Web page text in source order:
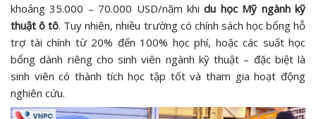
khoảng 35.000 – 70.000 USD/năm khidu học Mỹ ngành kỹ
thuật ô tô. Tuy nhiên, nhiều trường có chính sách học bổng hỗ
trợ tài chính từ 20% đến 100% học phí, hoặc các suất học
bổng dành riêng cho sinh viên ngành kỹ thuật – đặc biệt là
sinh viên có thành tích học tập tốt và tham gia hoạt động
nghiên cứu.